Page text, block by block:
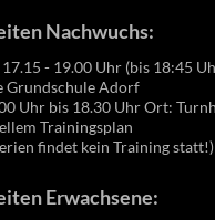
Nachwuchs:
- 19.00 Uhr (bis 18:45
Grundschule Adorf
Uhr bis 18.30 Uhr Ort:
Trainingsplan
findet kein Training statt!)
Erwachsene: